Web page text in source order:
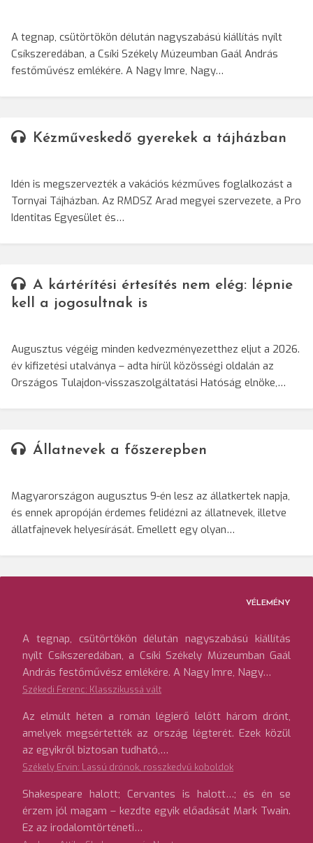
A tegnap, csütörtökön délután nagyszabású kiállítás nyílt
Csíkszeredában, a Csíki Székely Múzeumban Gaál András
festőművész emlékére. A Nagy Imre, Nagy…
Kézműveskedő gyerekek a tájházban
Idén is megszervezték a vakációs kézműves foglalkozást a
Tornyai Tájházban. Az RMDSZ Arad megyei szervezete, a Pro
Identitas Egyesület és…
A kártérítési értesítés nem elég: lépnie
kell a jogosultnak is
Augusztus végéig minden kedvezményezetthez eljut a 2026.
év kifizetési utalványa – adta hírül közösségi oldalán az
Országos Tulajdon-visszaszolgáltatási Hatóság elnöke,…
Állatnevek a főszerepben
Magyarországon augusztus 9-én lesz az állatkertek napja,
és ennek apropóján érdemes felidézni az állatnevek, illetve
állatfajnevek helyesírását. Emellett egy olyan…
VÉLEMÉNY
A tegnap, csütörtökön délután nagyszabású kiállítás
nyílt Csíkszeredában, a Csíki Székely Múzeumban Gaál
András festőművész emlékére. A Nagy Imre, Nagy…
Székedi Ferenc: Klasszikussá vált
Az elmúlt héten a román légierő lelőtt három drónt,
amelyek megsértették az ország légterét. Ezek közül
az egyikről biztosan tudható,…
Székely Ervin: Lassú drónok, rosszkedvű koboldok
Shakespeare halott; Cervantes is halott…; és én se
érzem jól magam – kezdte egyik előadását Mark Twain.
Ez az irodalomtörténeti…